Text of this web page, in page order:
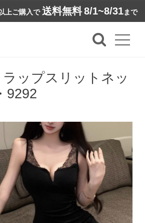
上ご購入で 送料無料8/1~8/31まで
ップスリットネッ
9292